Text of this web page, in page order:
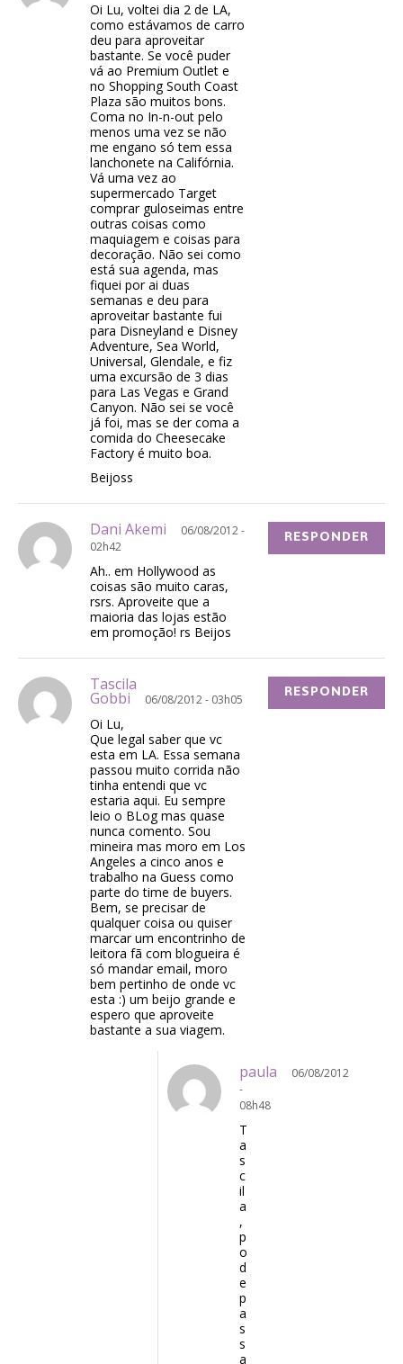
Oi Lu, voltei dia 2 de LA,
como estávamos de carro
deu para aproveitar
bastante. Se você puder
vá ao Premium Outlet e
no Shopping South Coast
Plaza são muitos bons.
Coma no In-n-out pelo
menos uma vez se não
me engano só tem essa
lanchonete na Califórnia.
Vá uma vez ao
supermercado Target
comprar guloseimas entre
outras coisas como
maquiagem e coisas para
decoração. Não sei como
está sua agenda, mas
fiquei por ai duas
semanas e deu para
aproveitar bastante fui
para Disneyland e Disney
Adventure, Sea World,
Universal, Glendale, e fiz
uma excursão de 3 dias
para Las Vegas e Grand
Canyon. Não sei se você
já foi, mas se der coma a
comida do Cheesecake
Factory é muito boa.
Beijoss
Dani Akemi
06/08/2012 -
02h42
Ah.. em Hollywood as
coisas são muito caras,
rsrs. Aproveite que a
maioria das lojas estão
em promoção! rs Beijos
RESPONDER
Tascila
Gobbi 06/08/2012 - 03h05
Oi Lu,
Que legal saber que vc
esta em LA. Essa semana
passou muito corrida não
tinha entendi que vc
estaria aqui. Eu sempre
leio o BLog mas quase
nunca comento. Sou
mineira mas moro em Los
Angeles a cinco anos e
trabalho na Guess como
parte do time de buyers.
Bem, se precisar de
qualquer coisa ou quiser
marcar um encontrinho de
leitora fã com blogueira é
só mandar email, moro
bem pertinho de onde vc
esta :) um beijo grande e
espero que aproveite
bastante a sua viagem.
RESPONDER
paula
06/08/2012
-
08h48
T
a
s
c
il
a
,
p
o
d
e
p
a
s
s
a